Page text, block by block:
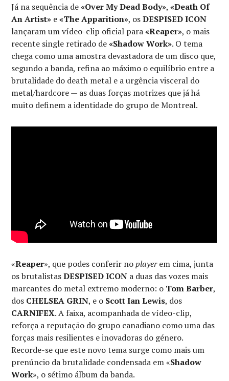
Já na sequência de«Over My Dead Body»,«Death Of
An Artist» e«The Apparition», osDESPISED ICON
lançaram um vídeo-clip oficial para«Reaper», o mais
recente single retirado de«Shadow Work». O tema
chega como uma amostra devastadora de um disco que,
segundo a banda, refina ao máximo o equilíbrio entre a
brutalidade do death metal e a urgência visceral do
metal/hardcore — as duas forças motrizes que já há
muito definem a identidade do grupo de Montreal.
«Reaper», que podes conferir noplayerem cima, junta
os brutalistasDESPISED ICON a duas das vozes mais
marcantes do metal extremo moderno: o Tom Barber,
dos CHELSEA GRIN, e o Scott Ian Lewis, dos
CARNIFEX. A faixa, acompanhada de vídeo-clip,
reforça a reputação do grupo canadiano como uma das
forças mais resilientes e inovadoras do género.
Recorde-se que este novo tema surge como mais um
prenúncio da brutalidade condensada em «Shadow
Work», o sétimo álbum da banda.